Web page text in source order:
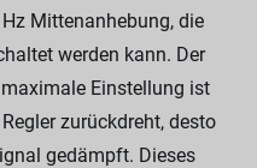
Mittenanhebung, die
werden kann. Der
Einstellung ist
zurückdreht, desto
gedämpft. Dieses